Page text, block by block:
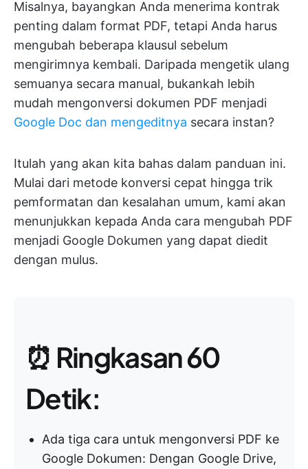
Misalnya, bayangkan Anda menerima kontrak
penting dalam format PDF, tetapi Anda harus
mengubah beberapa klausul sebelum
mengirimnya kembali. Daripada mengetik ulang
semuanya secara manual, bukankah lebih
mudah mengonversi dokumen PDF menjadi
Google Doc dan mengeditnya secara instan?
Itulah yang akan kita bahas dalam panduan ini.
Mulai dari metode konversi cepat hingga trik
pemformatan dan kesalahan umum, kami akan
menunjukkan kepada Anda cara mengubah PDF
menjadi Google Dokumen yang dapat diedit
dengan mulus.
⏰ Ringkasan 60
Detik:
Ada tiga cara untuk mengonversi PDF ke
Google Dokumen: Dengan Google Drive,